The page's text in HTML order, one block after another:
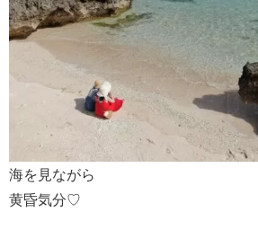
海を見ながら
黄昏気分♡